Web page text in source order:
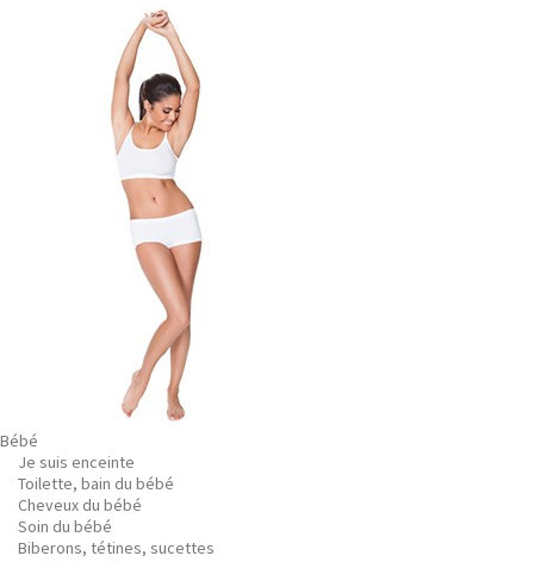
Bébé
Je suis enceinte
Toilette, bain du bébé
Cheveux du bébé
Soin du bébé
Biberons, tétines, sucettes